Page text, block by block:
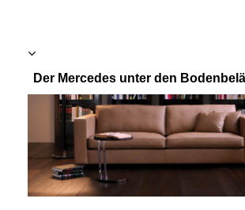
Der Mercedes unter den